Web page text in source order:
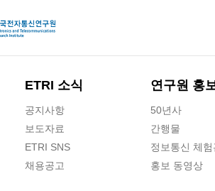
ETRI 소식
공지사항
보도자료
ETRI SNS
채용공고
연구원 홍
50년사
간행물
정보통신 체험
홍보 동영상